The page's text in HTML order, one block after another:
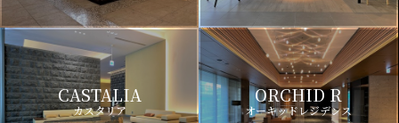
CASTALIA
カスタリア
ORCHID R
オーキッドレジデンス